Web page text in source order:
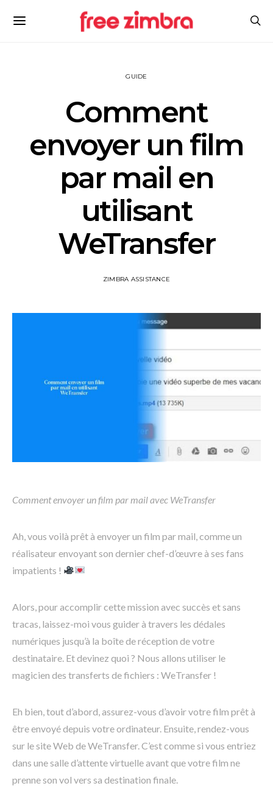
GUIDE
Comment
envoyer un film
par mail en
utilisant
WeTransfer
ZIMBRA ASSISTANCE
Comment envoyer un film par mail avec WeTransfer
Ah, vous voilà prêt à envoyer un film par mail, comme un
réalisateur envoyant son dernier chef-d’œuvre à ses fans
impatients !
Alors, pour accomplir cette mission avec succès et sans
tracas, laissez-moi vous guider à travers les dédales
numériques jusqu’à la boîte de réception de votre
destinataire. Et devinez quoi ? Nous allons utiliser le
magicien des transferts de fichiers : WeTransfer !
Eh bien, tout d’abord, assurez-vous d’avoir votre film prêt à
être envoyé depuis votre ordinateur. Ensuite, rendez-vous
sur le site Web de WeTransfer. C’est comme si vous entriez
dans une salle d’attente virtuelle avant que votre film ne
prenne son vol vers sa destination finale.